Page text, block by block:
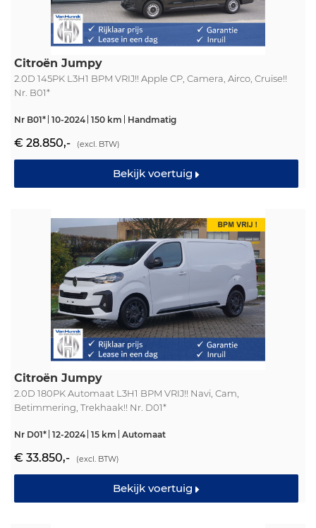
Citroën Jumpy
2.0D 145PK L3H1 BPM VRIJ!! Apple CP, Camera, Airco, Cruise!!
Nr. B01*
Nr B01* 10-2024 150 km Handmatig
€ 28.850,- (excl. BTW)
Bekijk voertuig
Citroën Jumpy
2.0D 180PK Automaat L3H1 BPM VRIJ!! Navi, Cam,
Betimmering, Trekhaak!! Nr. D01*
Nr D01* 12-2024 15 km Automaat
€ 33.850,- (excl. BTW)
Bekijk voertuig